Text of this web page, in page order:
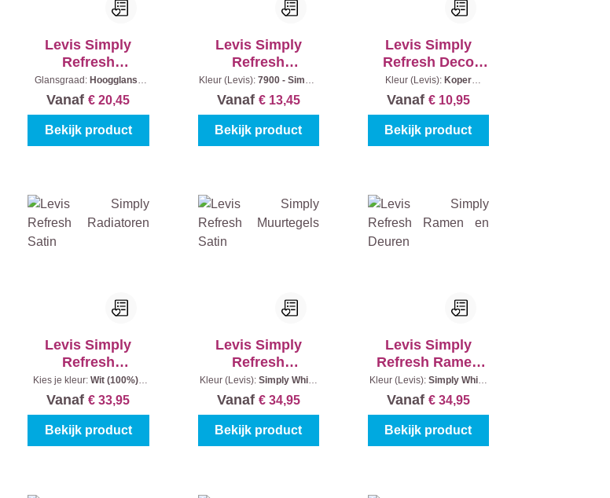
Levis Simply
Refresh
Radiatoren Spray
Glansgraad: Hoogglans|
| Inhoud:400 ml
Vanaf€ 20,45
Bekijk product
Levis Simply
Refresh
Hittebestendige
Verf
Kleur (Levis): 7900 - Simply
Vanaf € 13,45
Bekijk product
Levis Simply
Refresh Deco
Spray Metallic -
Koper
Kleur (Levis): Koper
Vanaf € 10,95
Bekijk product
Levis Simply
Refresh
Radiatoren Satin
Kies je kleur:Wit (100%)|
Vanaf€ 33,95
Bekijk product
Levis Simply
Refresh
Muurtegels Satin
Kleur (Levis):Simply White
Vanaf € 34,95
Bekijk product
Levis Simply
Refresh Ramen
en Deuren
Kleur (Levis):Simply White
Vanaf € 34,95
Bekijk product